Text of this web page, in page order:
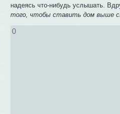
надеясь что-нибудь услышать.
того, чтобы ставить дом выше
0